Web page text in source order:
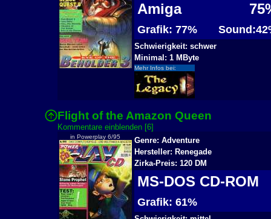
Amiga
Grafik: 77%
Schwierigkeit: schwer
Minimal: 1 MByte
Mehr Infos bei:
Flight of the Amazon Queen
Kommentare einblenden [6]
in Powerplay 6/95
Genre: Adventure
Hersteller: Renegade
Zirka-Preis: 120 DM
MS-DOS CD-ROM
Grafik: 61%